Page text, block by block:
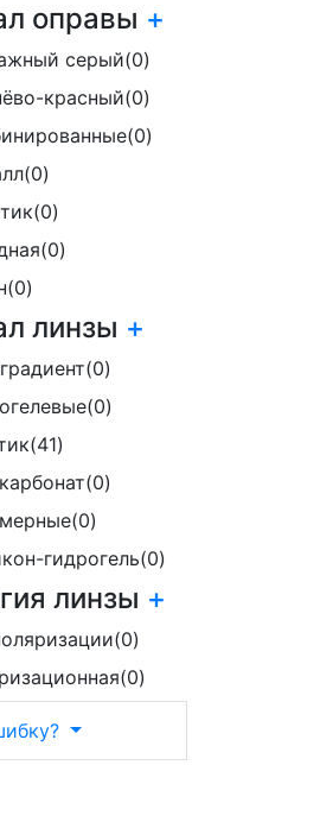
оправы +
серый(0)
красный(0)
(0)
(0)
(0)
(0)
(0)
линзы +
(0)
(0)
(41)
(0)
(0)
гидрогель(0)
линзы +
(0)
(0)